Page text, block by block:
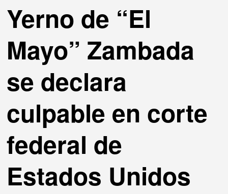
Yerno de “El
Mayo” Zambada
se declara
culpable en corte
federal de
Estados Unidos